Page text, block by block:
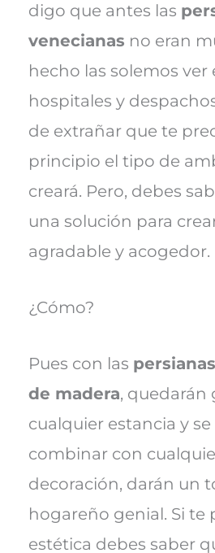
digo que antes las
venecianas no eran
hecho las solemos ver
hospitales y
de extrañar que te
principio el tipo de
creará. Pero, debes
una solución para
agradable y acogedor.
¿Cómo?
Pues con las
de madera, quedarán
cualquier estancia y
combinar con
decoración, darán un
hogareño genial. Si te
estética debes saber